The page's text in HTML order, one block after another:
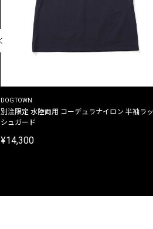
DOGTOWN
別注限定 水陸両用 コーデュラナイロン 半袖ラッ
シュガード
¥14,300